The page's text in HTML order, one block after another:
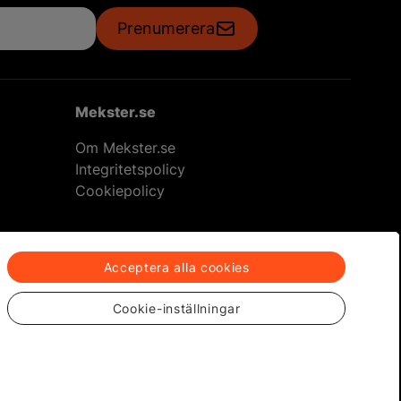
deals!
Prenumerera
Acceptera alla cookies
Cookie-inställningar